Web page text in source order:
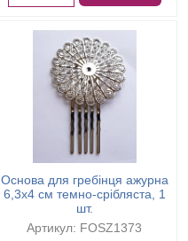
Основа для гребінця ажурна
6,3х4 см темно-срібляста, 1
шт.
Артикул: FOSZ1373